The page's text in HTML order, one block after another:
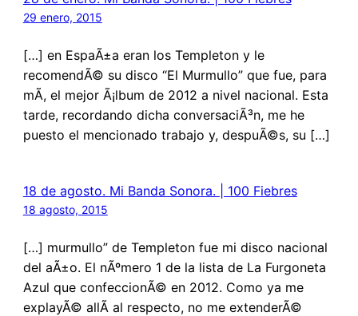
29 enero, 2015
[…] en EspaÃ±a eran los Templeton y le
recomendÃ© su disco “El Murmullo” que fue, para
mÃ­, el mejor Ã¡lbum de 2012 a nivel nacional. Esta
tarde, recordando dicha conversaciÃ³n, me he
puesto el mencionado trabajo y, despuÃ©s, su […]
18 de agosto. Mi Banda Sonora. | 100 Fiebres
18 agosto, 2015
[…] murmullo” de Templeton fue mi disco nacional
del aÃ±o. El nÃºmero 1 de la lista de La Furgoneta
Azul que confeccionÃ© en 2012. Como ya me
explayÃ© allÃ­ al respecto, no me extenderÃ©